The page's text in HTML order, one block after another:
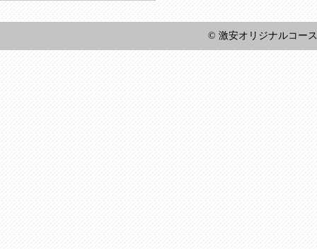
© 激安オリジナルコー